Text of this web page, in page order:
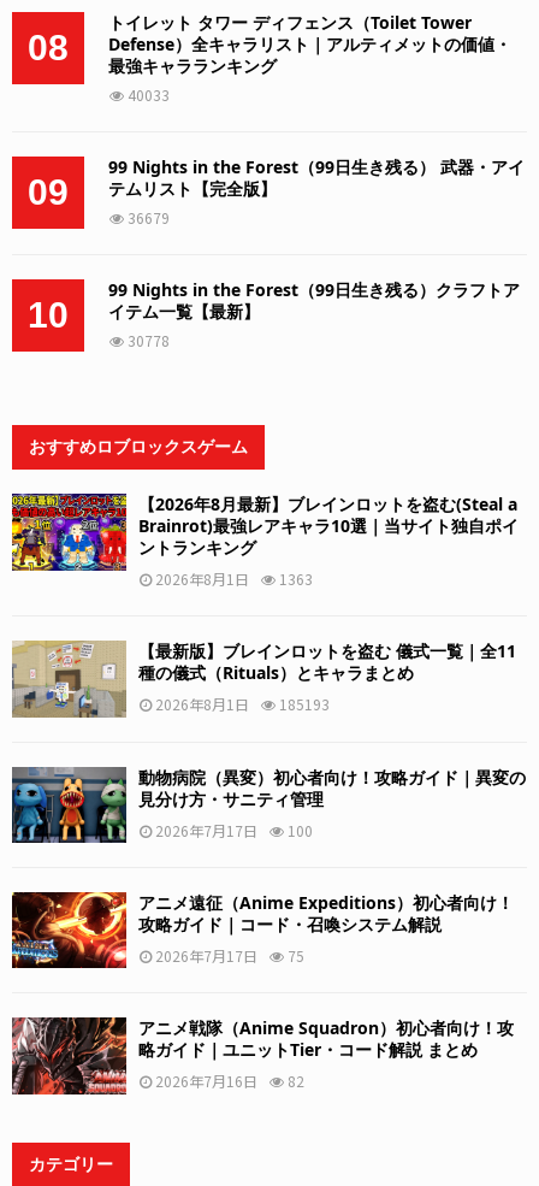
08
トイレット タワー ディフェンス（Toilet Tower
Defense）全キャラリスト｜アルティメットの価値・
最強キャラランキング
40033
09
99 Nights in the Forest（99日生き残る） 武器・アイ
テムリスト【完全版】
36679
10
99 Nights in the Forest（99日生き残る）クラフトア
イテム一覧【最新】
30778
おすすめロブロックスゲーム
【2026年8月最新】ブレインロットを盗む(Steal a
Brainrot)最強レアキャラ10選｜当サイト独自ポイ
ントランキング
2026年8月1日 1363
【最新版】ブレインロットを盗む 儀式一覧｜全11
種の儀式（Rituals）とキャラまとめ
2026年8月1日 185193
動物病院（異変）初心者向け！攻略ガイド｜異変の
見分け方・サニティ管理
2026年7月17日 100
アニメ遠征（Anime Expeditions）初心者向け！
攻略ガイド｜コード・召喚システム解説
2026年7月17日 75
アニメ戦隊（Anime Squadron）初心者向け！攻
略ガイド｜ユニットTier・コード解説 まとめ
2026年7月16日 82
カテゴリー